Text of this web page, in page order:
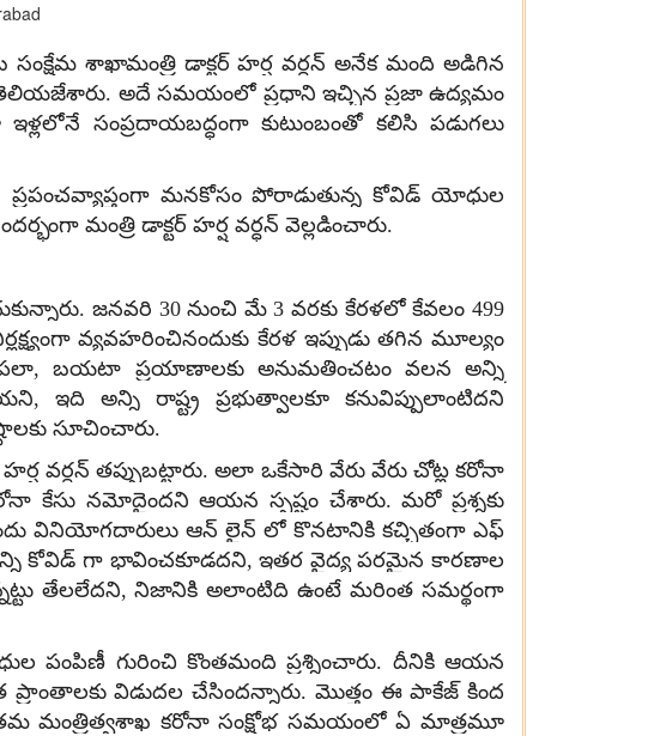
శాఖామంత్రి డాక్టర్ హర్ష వర్ధన్ అనేక మంది అడిగిన
తెలియజేశారు. అదే సమయంలో ప్రధాని ఇచ్చిన ప్రజా ఉద్యమం
సంప్రదాయబద్ధంగా కుటుంబంతో కలిసి పడుగలు
ప్రపంచవ్యాప్తంగా మనకోసం పోరాడుతున్న కోవిడ్ యోధుల
మంత్రి డాక్టర్ హర్ష వర్ధన్ వెల్లడించారు.
జనవరి 30 నుంచి మే 3 వరకు కేరళలో కేవలం 499
వ్యవహరించినందుకు కేరళ ఇప్పుడు తగిన మూల్యం
బయటా ప్రయాణాలకు అనుమతించటం వలన అన్ని
ఇది అన్ని రాష్ట్ర ప్రభుత్వాలకూ కనువిప్పులాంటిదని
సూచించారు.
వర్ధన్ తప్పుబట్టారు. అలా ఒకేసారి వేరు వేరు చోట్ల కరోనా
నమోదైందని ఆయన స్పష్టం చేశారు. మరో ప్రశ్నకు
వినియోగదారులు ఆన్ లైన్ లో కొనటానికి కచ్చితంగా ఎఫ్
కోవిడ్ గా భావించకూడదని, ఇతర వైద్య పరమైన కారణాల
తేలలేదని, నిజానికి అలాంటిది ఉంటే మరింత సమర్థంగా
పంపిణీ గురించి కొంతమంది ప్రశ్నించారు. దీనికి ఆయన
విడుదల చేసిందన్నారు. మొత్తం ఈ పాకేజ్ కింద
తమ మంత్రిత్వశాఖ కరోనా సంక్షోభ సమయంలో ఏ మాత్రమూ